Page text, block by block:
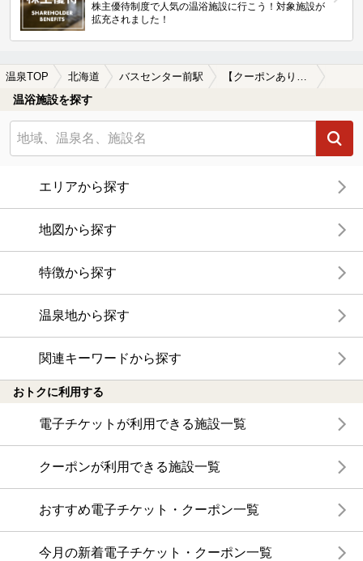
株主優待制度で人気の温浴施設に行こう！対象施設が
拡充されました！
温泉TOP 北海道 バスセンター前駅 【クーポンあり】食事が楽しめるバスセンター前駅近くの温泉、日帰り温泉、スーパー銭湯おすすめ
温浴施設を探す
エリアから探す
地図から探す
特徴から探す
温泉地から探す
関連キーワードから探す
おトクに利用する
電子チケットが利用できる施設一覧
クーポンが利用できる施設一覧
おすすめ電子チケット・クーポン一覧
今月の新着電子チケット・クーポン一覧